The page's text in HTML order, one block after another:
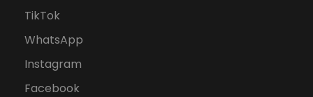
TikTok
WhatsApp
Instagram
Facebook